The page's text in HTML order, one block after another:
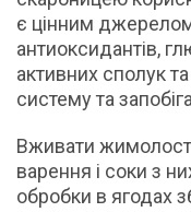
є цінним
антиоксидантів,
активних сполук
систему та
Вживати
варення і соки з
обробки в ягодах